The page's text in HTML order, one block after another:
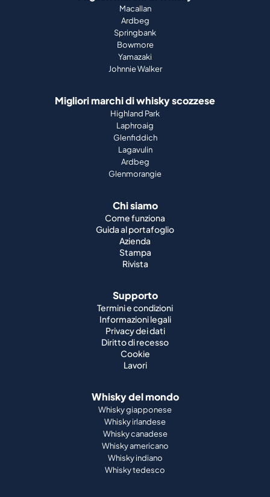
Macallan
Ardbeg
Springbank
Bowmore
Yamazaki
Johnnie Walker
Migliori marchi di whisky scozzese
Highland Park
Laphroaig
Glenfiddich
Lagavulin
Ardbeg
Glenmorangie
Chi siamo
Come funziona
Guida al portafoglio
Azienda
Stampa
Rivista
Supporto
Termini e condizioni
Informazioni legali
Privacy dei dati
Diritto di recesso
Cookie
Lavori
Whisky del mondo
Whisky giapponese
Whisky irlandese
Whisky canadese
Whisky americano
Whisky indiano
Whisky tedesco